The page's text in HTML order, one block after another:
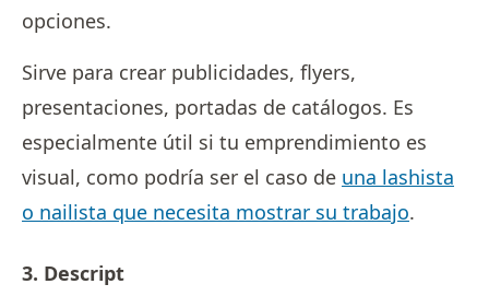
opciones.
Sirve para crear publicidades, flyers,
presentaciones, portadas de catálogos. Es
especialmente útil si tu emprendimiento es
visual, como podría ser el caso de una lashista
o nailista que necesita mostrar su trabajo.
3. Descript